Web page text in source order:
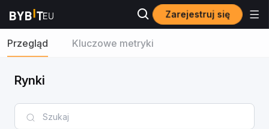
Zarejestruj się
Przegląd Kluczowe metryki
Rynki